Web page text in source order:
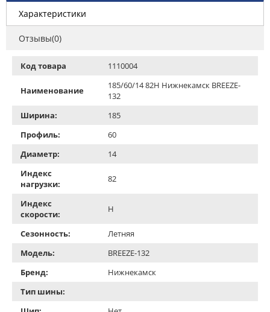
Характеристики
Отзывы(0)
Код товара 1110004
Наименование
185/60/14 82H Нижнекамск BREEZE-
132
Ширина:
185
Профиль:
60
Диаметр:
14
Индекс
нагрузки:
82
Индекс
скорости:
H
Сезонность:
Летняя
Модель:
BREEZE-132
Бренд:
Нижнекамск
Тип шины: